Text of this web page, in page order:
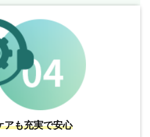
アも充実で安心